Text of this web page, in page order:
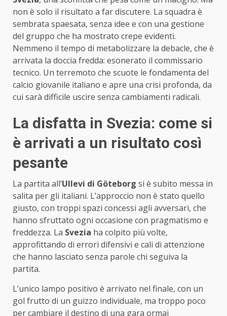
non è solo il risultato a far discutere. La squadra è
sembrata spaesata, senza idee e con una gestione
del gruppo che ha mostrato crepe evidenti.
Nemmeno il tempo di metabolizzare la debacle, che è
arrivata la doccia fredda: esonerato il commissario
tecnico. Un terremoto che scuote le fondamenta del
calcio giovanile italiano e apre una crisi profonda, da
cui sarà difficile uscire senza cambiamenti radicali.
La disfatta in Svezia: come si
è arrivati a un risultato così
pesante
La partita all’Ullevi di Göteborg si è subito messa in
salita per gli italiani. L’approccio non è stato quello
giusto, con troppi spazi concessi agli avversari, che
hanno sfruttato ogni occasione con pragmatismo e
freddezza. La Svezia ha colpito più volte,
approfittando di errori difensivi e cali di attenzione
che hanno lasciato senza parole chi seguiva la
partita.
L’unico lampo positivo è arrivato nel finale, con un
gol frutto di un guizzo individuale, ma troppo poco
per cambiare il destino di una gara ormai